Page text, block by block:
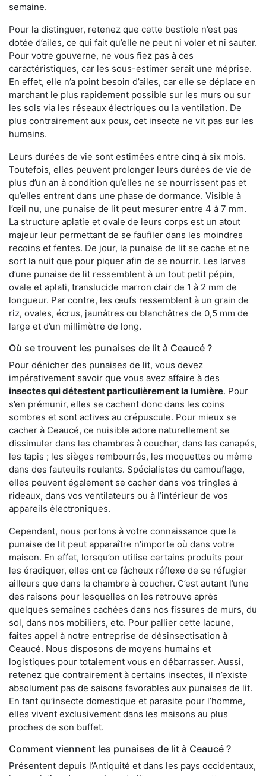
semaine.
Pour la distinguer, retenez que cette bestiole n’est pas
dotée d’ailes, ce qui fait qu’elle ne peut ni voler et ni sauter.
Pour votre gouverne, ne vous fiez pas à ces
caractéristiques, car les sous-estimer serait une méprise.
En effet, elle n’a point besoin d’ailes, car elle se déplace en
marchant le plus rapidement possible sur les murs ou sur
les sols via les réseaux électriques ou la ventilation. De
plus contrairement aux poux, cet insecte ne vit pas sur les
humains.
Leurs durées de vie sont estimées entre cinq à six mois.
Toutefois, elles peuvent prolonger leurs durées de vie de
plus d’un an à condition qu’elles ne se nourrissent pas et
qu’elles entrent dans une phase de dormance. Visible à
l’œil nu, une punaise de lit peut mesurer entre 4 à 7 mm.
La structure aplatie et ovale de leurs corps est un atout
majeur leur permettant de se faufiler dans les moindres
recoins et fentes. De jour, la punaise de lit se cache et ne
sort la nuit que pour piquer afin de se nourrir. Les larves
d’une punaise de lit ressemblent à un tout petit pépin,
ovale et aplati, translucide marron clair de 1 à 2 mm de
longueur. Par contre, les œufs ressemblent à un grain de
riz, ovales, écrus, jaunâtres ou blanchâtres de 0,5 mm de
large et d’un millimètre de long.
Où se trouvent les punaises de lit à Ceaucé ?
Pour dénicher des punaises de lit, vous devez
impérativement savoir que vous avez affaire à des
insectes qui détestent particulièrement la lumière. Pour
s’en prémunir, elles se cachent donc dans les coins
sombres et sont actives au crépuscule. Pour mieux se
cacher à Ceaucé, ce nuisible adore naturellement se
dissimuler dans les chambres à coucher, dans les canapés,
les tapis ; les sièges rembourrés, les moquettes ou même
dans des fauteuils roulants. Spécialistes du camouflage,
elles peuvent également se cacher dans vos tringles à
rideaux, dans vos ventilateurs ou à l’intérieur de vos
appareils électroniques.
Cependant, nous portons à votre connaissance que la
punaise de lit peut apparaître n’importe où dans votre
maison. En effet, lorsqu’on utilise certains produits pour
les éradiquer, elles ont ce fâcheux réflexe de se réfugier
ailleurs que dans la chambre à coucher. C’est autant l’une
des raisons pour lesquelles on les retrouve après
quelques semaines cachées dans nos fissures de murs, du
sol, dans nos mobiliers, etc. Pour pallier cette lacune,
faites appel à notre entreprise de désinsectisation à
Ceaucé. Nous disposons de moyens humains et
logistiques pour totalement vous en débarrasser. Aussi,
retenez que contrairement à certains insectes, il n’existe
absolument pas de saisons favorables aux punaises de lit.
En tant qu’insecte domestique et parasite pour l’homme,
elles vivent exclusivement dans les maisons au plus
proches de son buffet.
Comment viennent les punaises de lit à Ceaucé ?
Présentent depuis l’Antiquité et dans les pays occidentaux,